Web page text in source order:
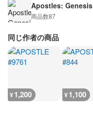
Apostles: Genesis
商品数87
同じ作者の商品
¥1,200 ¥1,100